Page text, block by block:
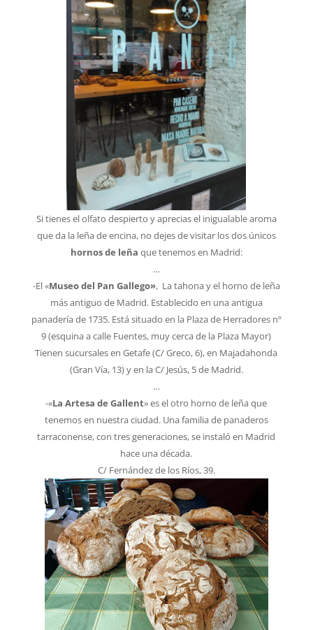
Si tienes el olfato despierto y aprecias el inigualable aroma
que da la leña de encina, no dejes de visitar los dos únicos
hornos de leña que tenemos en Madrid:
…
-El «Museo del Pan Gallego», La tahona y el horno de leña
más antiguo de Madrid. Establecido en una antigua
panadería de 1735. Está situado en la Plaza de Herradores nº
9 (esquina a calle Fuentes, muy cerca de la Plaza Mayor)
Tienen sucursales en Getafe (C/ Greco, 6), en Majadahonda
(Gran Vía, 13) y en la C/ Jesús, 5 de Madrid.
…
-«La Artesa de Gallent» es el otro horno de leña que
tenemos en nuestra ciudad. Una familia de panaderos
tarraconense, con tres generaciones, se instaló en Madrid
hace una década.
C/ Fernández de los Ríos, 39.